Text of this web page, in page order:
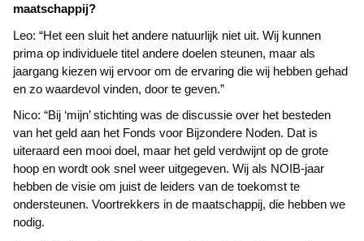
maatschappij?
Leo: “Het een sluit het andere natuurlijk niet uit. Wij kunnen
prima op individuele titel andere doelen steunen, maar als
jaargang kiezen wij ervoor om de ervaring die wij hebben gehad
en zo waardevol vinden, door te geven.”
Nico: “Bij ‘mijn’ stichting was de discussie over het besteden
van het geld aan het Fonds voor Bijzondere Noden. Dat is
uiteraard een mooi doel, maar het geld verdwijnt op de grote
hoop en wordt ook snel weer uitgegeven. Wij als NOIB-jaar
hebben de visie om juist de leiders van de toekomst te
ondersteunen. Voortrekkers in de maatschappij, die hebben we
nodig.